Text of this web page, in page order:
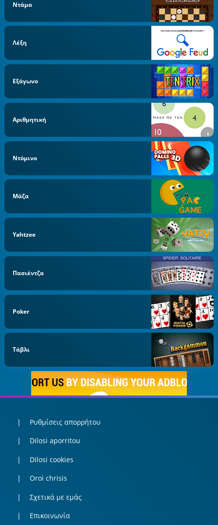
Ντάμα
Λέξη
Εξάγωνο
Αριθμητική
Ντόμινο
Μάζα
Yahtzee
Πασιέντζα
Poker
Τάβλι
Ρυθμίσεις απορρήτου
Dilosi aporritou
Dilosi cookies
Oroi chrisis
Σχετικά με εμάς
Επικοινωνία